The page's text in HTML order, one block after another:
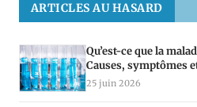
ARTICLES AU HASARD
Qu’est-ce que la
Causes, symptômes
25 juin 2026